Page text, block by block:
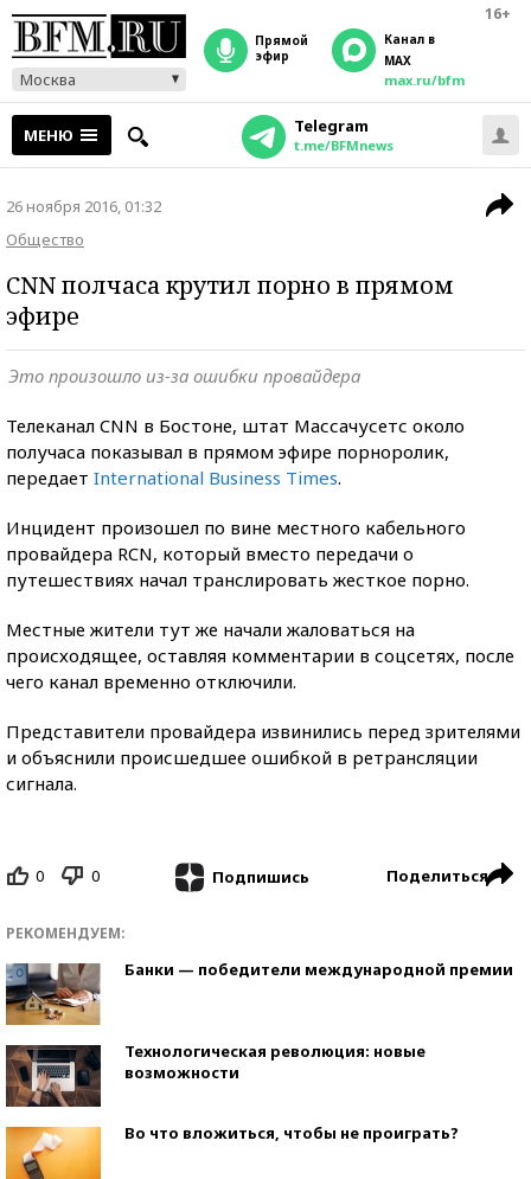
16+
Москва
прямой
эфир
Канал в
MAX
max.ru/bfm
МЕНЮ Telegram
t.me/BFMnews
26 ноября 2016, 01:32
Общество
CNN полчаса крутил порно в прямом
эфире
Это произошло из-за ошибки провайдера
Телеканал CNN в Бостоне, штат Массачусетс около
получаса показывал в прямом эфире порноролик,
передает International Business Times.
Инцидент произошел по вине местного кабельного
провайдера RCN, который вместо передачи о
путешествиях начал транслировать жесткое порно.
Местные жители тут же начали жаловаться на
происходящее, оставляя комментарии в соцсетях, после
чего канал временно отключили.
Представители провайдера извинились перед зрителями
и объяснили происшедшее ошибкой в ретрансляции
сигнала.
0 0 Подпишись Поделиться
РЕКОМЕНДУЕМ:
Банки — победители международной премии
Технологическая революция: новые
возможности
Во что вложиться, чтобы не проиграть?